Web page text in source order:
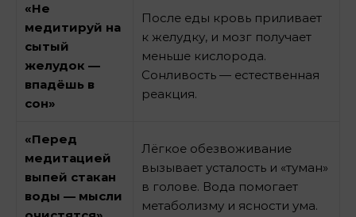
«Не
медитируй на
сытый
желудок —
впадёшь в
сон»
После еды кровь приливает
к желудку, и мозг получает
меньше кислорода.
Сонливость — естественная
реакция.
«Перед
медитацией
выпей стакан
воды — мысли
Лёгкое обезвоживание
вызывает усталость и «туман»
в голове. Вода помогает
метаболизму и ясности ума.